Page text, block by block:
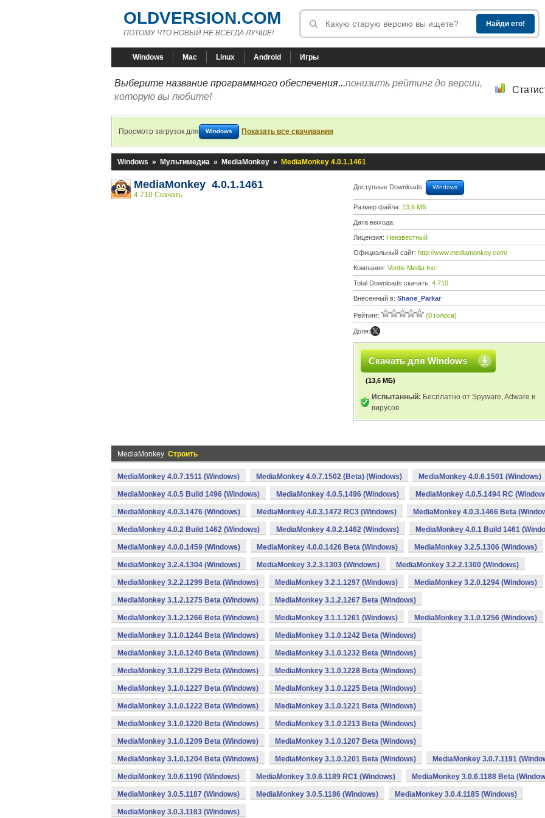
OLDVERSION.COM
ПОТОМУ ЧТО НОВЫЙ НЕ ВСЕГДА ЛУЧШЕ!
Windows Mac Linux Android Игры
Выберите название программного обеспечения...понизить рейтинг до версии,
которую вы любите!
Просмотр загрузок для Windows Показать все скачивания
Windows » Мультимедиа » MediaMonkey » MediaMonkey 4.0.1.1461
MediaMonkey 4.0.1.1461
4 710 Скачать
Доступные Downloads: Windows
Размер файла: 13,6 МБ
Дата выхода:
Лицензия: Неизвестный
Официальный сайт: http://www.mediamonkey.com/
Компания: Ventis Media Inc.
Total Downloads скачать: 4 710
Внесенный в: Shane_Parkar
Рейтинг: (0 голоса)
Доля:
Скачать для Windows
(13,6 МБ)
Испытанный: Бесплатно от Spyware, Adware и
вирусов
MediaMonkey Строить
MediaMonkey 4.0.7.1511 (Windows) MediaMonkey 4.0.7.1502 (Beta) (Windows) MediaMonkey 4.0.6.1501 (Windows)
MediaMonkey 4.0.5 Build 1496 (Windows) MediaMonkey 4.0.5.1496 (Windows) MediaMonkey 4.0.5.1494 RC
MediaMonkey 4.0.3.1476 (Windows) MediaMonkey 4.0.3.1472 RC3 (Windows) MediaMonkey 4.0.3.1466 Beta
MediaMonkey 4.0.2 Build 1462 (Windows) MediaMonkey 4.0.2.1462 (Windows) MediaMonkey 4.0.1 Build 1461
MediaMonkey 4.0.0.1459 (Windows) MediaMonkey 4.0.0.1426 Beta (Windows) MediaMonkey 3.2.5.1306 (Windows)
MediaMonkey 3.2.4.1304 (Windows) MediaMonkey 3.2.3.1303 (Windows) MediaMonkey 3.2.2.1300 (Windows)
MediaMonkey 3.2.2.1299 Beta (Windows) MediaMonkey 3.2.1.1297 (Windows) MediaMonkey 3.2.0.1294 (Windows)
MediaMonkey 3.1.2.1275 Beta (Windows) MediaMonkey 3.1.2.1267 Beta (Windows)
MediaMonkey 3.1.2.1266 Beta (Windows) MediaMonkey 3.1.1.1261 (Windows) MediaMonkey 3.1.0.1256 (Windows)
MediaMonkey 3.1.0.1244 Beta (Windows) MediaMonkey 3.1.0.1242 Beta (Windows)
MediaMonkey 3.1.0.1240 Beta (Windows) MediaMonkey 3.1.0.1232 Beta (Windows)
MediaMonkey 3.1.0.1229 Beta (Windows) MediaMonkey 3.1.0.1228 Beta (Windows)
MediaMonkey 3.1.0.1227 Beta (Windows) MediaMonkey 3.1.0.1225 Beta (Windows)
MediaMonkey 3.1.0.1222 Beta (Windows) MediaMonkey 3.1.0.1221 Beta (Windows)
MediaMonkey 3.1.0.1220 Beta (Windows) MediaMonkey 3.1.0.1213 Beta (Windows)
MediaMonkey 3.1.0.1209 Beta (Windows) MediaMonkey 3.1.0.1207 Beta (Windows)
MediaMonkey 3.1.0.1204 Beta (Windows) MediaMonkey 3.1.0.1201 Beta (Windows) MediaMonkey 3.0.7.1191
MediaMonkey 3.0.6.1190 (Windows) MediaMonkey 3.0.6.1189 RC1 (Windows) MediaMonkey 3.0.6.1188 Beta
MediaMonkey 3.0.5.1187 (Windows) MediaMonkey 3.0.5.1186 (Windows) MediaMonkey 3.0.4.1185 (Windows)
MediaMonkey 3.0.3.1183 (Windows)